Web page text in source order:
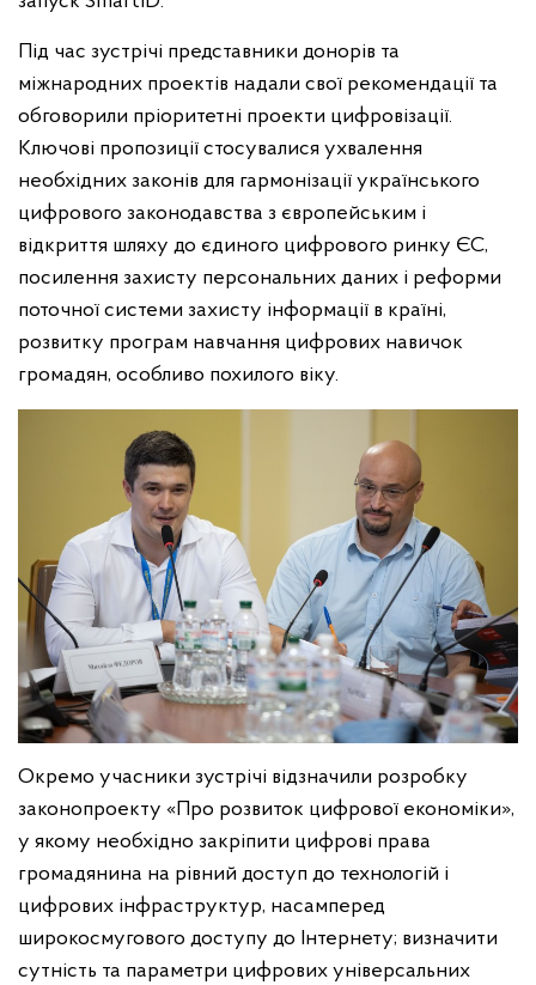
Під час зустрічі представники донорів та
міжнародних проектів надали свої рекомендації та
обговорили пріоритетні проекти цифровізації.
Ключові пропозиції стосувалися ухвалення
необхідних законів для гармонізації українського
цифрового законодавства з європейським і
відкриття шляху до єдиного цифрового ринку ЄС,
посилення захисту персональних даних і реформи
поточної системи захисту інформації в країні,
розвитку програм навчання цифрових навичок
громадян, особливо похилого віку.
Окремо учасники зустрічі відзначили розробку
законопроекту «Про розвиток цифрової економіки»,
у якому необхідно закріпити цифрові права
громадянина на рівний доступ до технологій і
цифрових інфраструктур, насамперед
широкосмугового доступу до Інтернету; визначити
сутність та параметри цифрових універсальних